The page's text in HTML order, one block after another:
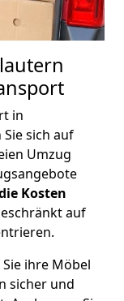
in
sich auf
Umzug
Kosten
auf
ihre Möbel
sicher und